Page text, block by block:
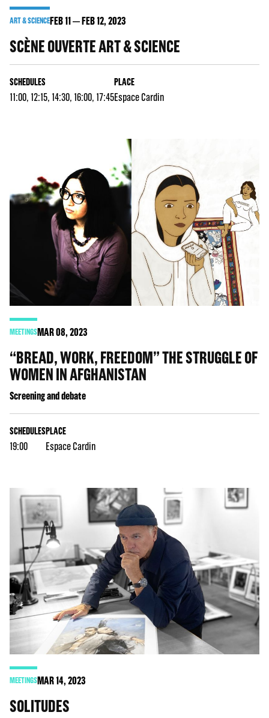
ART & SCIENCEFEB11 FEB12, 2023
SCÈNE OUVERTE ART & SCIENCE
SCHEDULES
11:00, 12:15, 14:30, 16:00, 17:45
PLACE
Espace Cardin
MEETINGSMAR08, 2023
“BREAD, WORK, FREEDOM” THE STRUGGLE OF
WOMEN IN AFGHANISTAN
Screening and debate
SCHEDULES
19:00
PLACE
Espace Cardin
MEETINGSMAR14, 2023
SOLITUDES